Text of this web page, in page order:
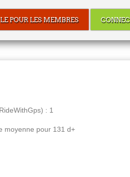
POUR LES MEMBRES
: 1
moyenne pour 131 d+